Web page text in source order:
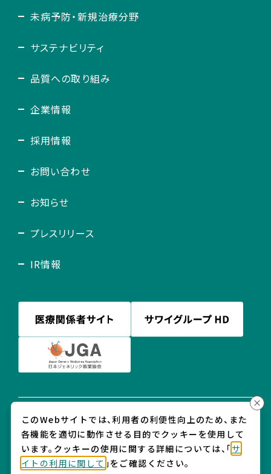
未病予防・新規治療分野
サステナビリティ
品質への取り組み
企業情報
採用情報
お問い合わせ
お知らせ
プレスリリース
IR情報
プライバシー・ポリシー
ソーシャルメディア利用規約
サイトの利用に関して
ウェブアクセシビリティ
このWebサイトでは、利用者の利便性向上のため、また
各機能を適切に動作させる目的でクッキーを使用して
います。クッキーの使用に関する詳細については、「 サ
イトの利用に関して 」をご確認ください。